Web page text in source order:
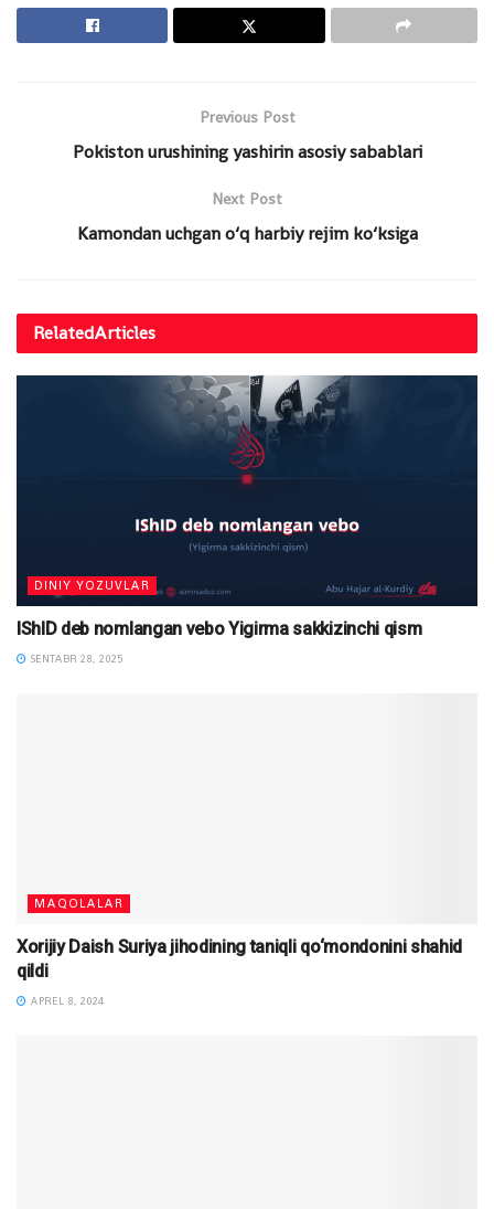
Previous Post
Pokiston urushining yashirin asosiy sabablari
Next Post
Kamondan uchgan o‘q harbiy rejim ko‘ksiga
RelatedArticles
DINIY YOZUVLAR
IShID deb nomlangan vebo Yigirma sakkizinchi qism
SENTABR 28, 2025
MAQOLALAR
Xorijiy Daish Suriya jihodining taniqli qo‘mondonini shahid
qildi
APREL 8, 2024